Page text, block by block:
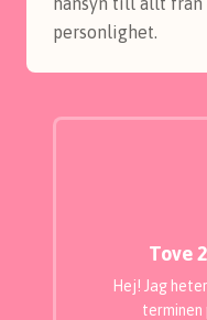
personlighet.
Tove
Hej! Jag
terminen